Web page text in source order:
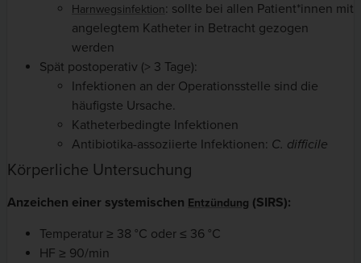
Harnwegsinfektion: sollte bei allen Patient*innen mit
angelegtem Katheter in Betracht gezogen
werden
Spät postoperativ (> 3 Tage):
Infektionen an der Operationsstelle sind die
häufigste Ursache.
Katheterbedingte Infektionen
Antibiotika-assoziierte Infektionen: C. difficile
Körperliche Untersuchung
Anzeichen einer systemischen Entzündung (SIRS):
Temperatur ≥ 38 °C oder ≤ 36 °C
HF ≥ 90/min